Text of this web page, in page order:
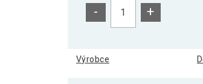
MOVIT Podložka
- +
Výrobce